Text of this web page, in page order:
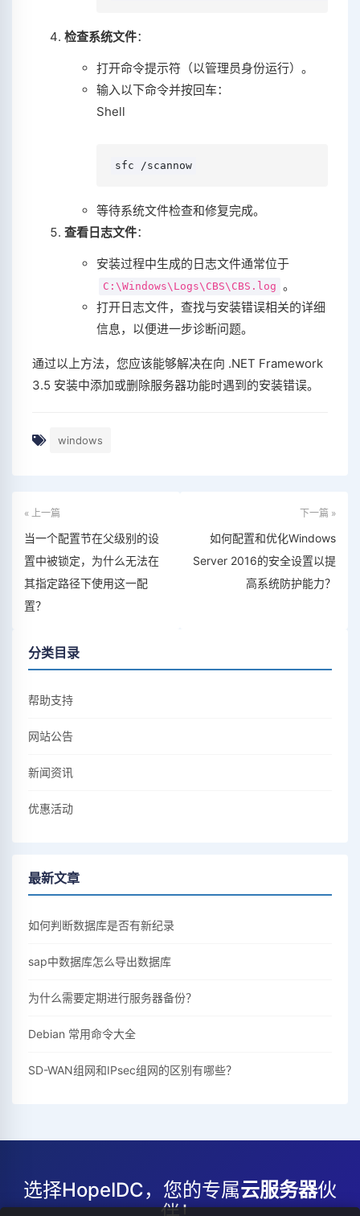
检查系统文件：
打开命令提示符（以管理员身份运行）。
输入以下命令并按回车：
Shell
sfc /scannow
等待系统文件检查和修复完成。
查看日志文件：
安装过程中生成的日志文件通常位于
C:\Windows\Logs\CBS\CBS.log 。
打开日志文件，查找与安装错误相关的详细
信息，以便进一步诊断问题。
通过以上方法，您应该能够解决在向 .NET Framework
3.5 安装中添加或删除服务器功能时遇到的安装错误。
windows
« 上一篇
当一个配置节在父级别的设
置中被锁定，为什么无法在
其指定路径下使用这一配
置？
下一篇 »
如何配置和优化Windows
Server 2016的安全设置以提
高系统防护能力？
分类目录
帮助支持
网站公告
新闻资讯
优惠活动
最新文章
如何判断数据库是否有新纪录
sap中数据库怎么导出数据库
为什么需要定期进行服务器备份？
Debian 常用命令大全
SD-WAN组网和IPsec组网的区别有哪些？
选择HopeIDC，您的专属云服务器伙